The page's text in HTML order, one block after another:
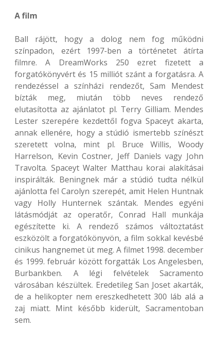
A film
Ball rájött, hogy a dolog nem fog működni
színpadon, ezért 1997-ben a történetet átírta
filmre. A DreamWorks 250 ezret fizetett a
forgatókönyvért és 15 milliót szánt a forgatásra. A
rendezéssel a színházi rendezőt, Sam Mendest
bízták meg, miután több neves rendező
elutasította az ajánlatot pl. Terry Gilliam. Mendes
Lester szerepére kezdettől fogva Spaceyt akarta,
annak ellenére, hogy a stúdió ismertebb színészt
szeretett volna, mint pl. Bruce Willis, Woody
Harrelson, Kevin Costner, Jeff Daniels vagy John
Travolta. Spaceyt Walter Matthau korai alakításai
inspirálták. Beningnek már a stúdió tudta nélkül
ajánlotta fel Carolyn szerepét, amit Helen Huntnak
vagy Holly Hunternek szántak. Mendes egyéni
látásmódját az operatőr, Conrad Hall munkája
egészítette ki. A rendező számos változtatást
eszközölt a forgatókönyvön, a film sokkal kevésbé
cinikus hangnemet üt meg. A filmet 1998. december
és 1999. február között forgatták Los Angelesben,
Burbankben. A légi felvételek Sacramento
városában készültek. Eredetileg San Joset akarták,
de a helikopter nem ereszkedhetett 300 láb alá a
zaj miatt. Mint később kiderült, Sacramentoban
sem.